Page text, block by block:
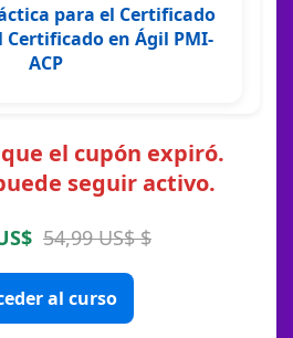
para el Certificado
Certificado en Ágil PMI-
ACP
el cupón expiró.
seguir activo.
54,99 US$ $
al curso